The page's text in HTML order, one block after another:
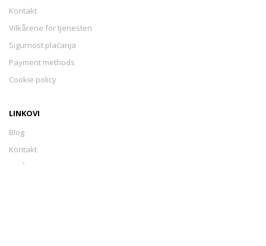
Kontakt
Vilkårene for tjenesten
Sigurnost plaćanja
Payment methods
Cookie policy
LINKOVI
Blog
Kontakt
Vilkårene for tjenesten